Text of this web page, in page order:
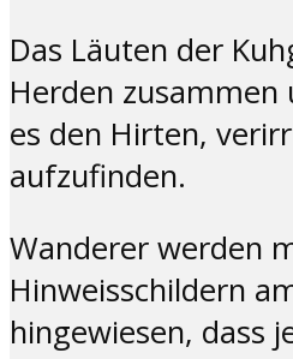
Das Läuten der
Herden
es den Hirten,
aufzufinden.
Wanderer werden
Hinweisschildern
hingewiesen, dass